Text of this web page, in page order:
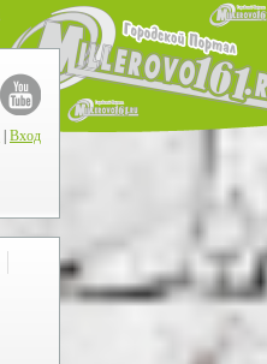
Вход